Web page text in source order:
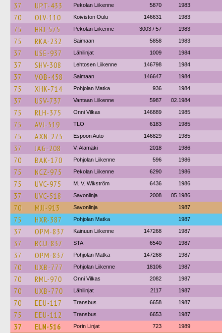
37 UPT-433 Pekolan Liikenne 5870 1983
70 OLV-110 Koiviston Oulu 146631 1983
75 HRJ-575 Pekolan Liikenne 3003 / 57 1983
75 RKA-232 Saimaan 5858 1983
37 USE-937 Lähilinjat 1009 1984
37 SHV-308 Lehtosen Liikenne 146798 1984
37 VOB-458 Saimaan 146647 1984
75 XHK-714 Pohjolan Matka 936 1984
37 USV-737 Vantaan Liikenne 5987 02.1984
75 RLH-375 Onni Vilkas 146889 1985
75 AVJ-519 TLO 6183 1985
75 AXN-275 Espoon Auto 146829 1985
37 JAG-208 V. Alamäki 2018 1986
70 BAK-170 Pohjolan Liikenne 596 1986
75 NCZ-975 Pekolan Liikenne 6290 1986
75 UVC-975 M. V. Wikström 6436 1986
37 UVC-518 Savonlinja 2008 05.1986
70 MJJ-913 Savonlinja 1987
75 HXR-387 Pohjolan Matka 1987
37 OPM-837 Kainuun Liikenne 147268 1987
37 BCU-837 STA 6540 1987
37 OPM-837 Pohjolan Matka 147268 1987
70 UXB-777 Pohjolan Liikenne 18106 1987
70 RML-970 Onni Vilkas 2082 1987
70 UXB-770 Lähilinjat 2117 1987
70 EEU-117 Transbus 6658 1987
75 EEU-112 Transbus 6653 1987
37 ELN-516 Porin Linjat 723 1989